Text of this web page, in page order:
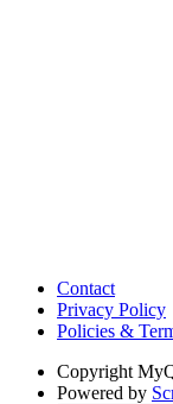
Contact
Privacy Policy
Policies &
Copyright
Powered by